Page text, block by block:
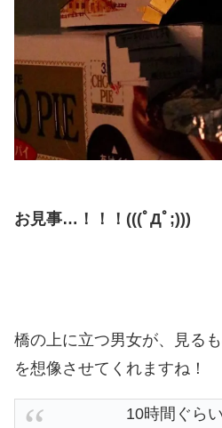
お見事…！！！(((ﾟДﾟ;)))
橋の上に立つ男女が、見る
を想像させてくれますね！
10時間ぐら